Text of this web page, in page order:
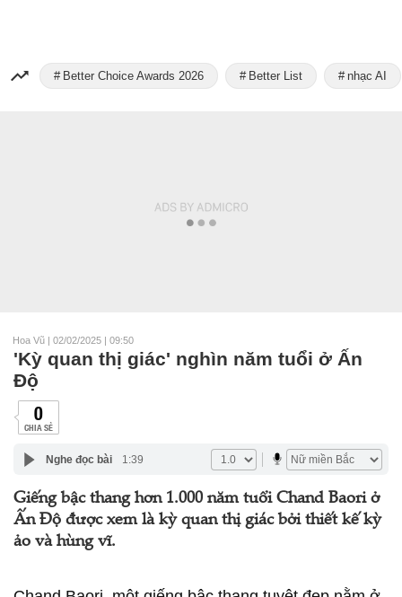
Better Choice Awards 2026 Better List nhạc AI
Hoa Vũ | 02/02/2025 | 09:50
'Kỳ quan thị giác' nghìn năm tuổi ở Ấn
Độ
0
CHIA SẺ
Nghe đọc bài 1:39
Giếng bậc thang hơn 1.000 năm tuổi Chand Baori ở
Ấn Độ được xem là kỳ quan thị giác bởi thiết kế kỳ
ảo và hùng vĩ.